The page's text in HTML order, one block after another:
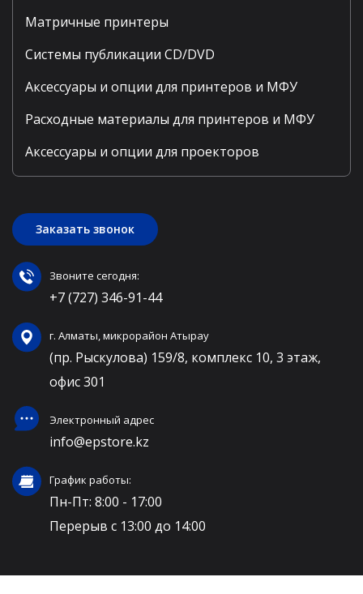
Матричные принтеры
Системы публикации CD/DVD
Аксессуары и опции для принтеров и МФУ
Расходные материалы для принтеров и МФУ
Аксессуары и опции для проекторов
Заказать звонок
Звоните сегодня:
+7 (727) 346-91-44
г. Алматы, микрорайон Атырау
(пр. Рыскулова) 159/8, комплекс 10, 3 этаж,
офис 301
Электронный адрес
info@epstore.kz
График работы:
Пн-Пт: 8:00 - 17:00
Перерыв с 13:00 до 14:00